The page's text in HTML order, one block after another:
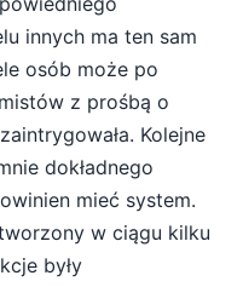
innych ma ten sam
osób może po
z prośbą o
Kolejne
dokładnego
mieć system.
w ciągu kilku
były